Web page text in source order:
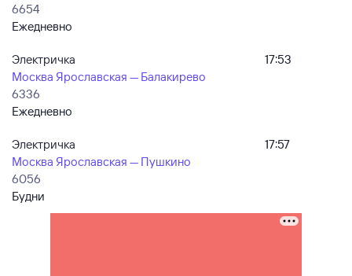
6654
Ежедневно
Электричка
Москва Ярославская — Балакирево
6336
Ежедневно
17:53
Электричка
Москва Ярославская — Пушкино
6056
Будни
17:57